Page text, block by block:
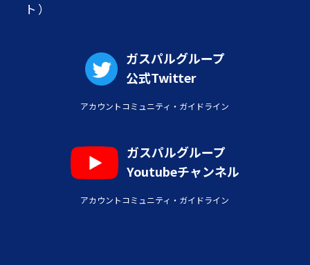
ト）
ガスパルグループ
公式Twitter
アカウントコミュニティ・ガイドライン
ガスパルグループ
Youtubeチャンネル
アカウントコミュニティ・ガイドライン